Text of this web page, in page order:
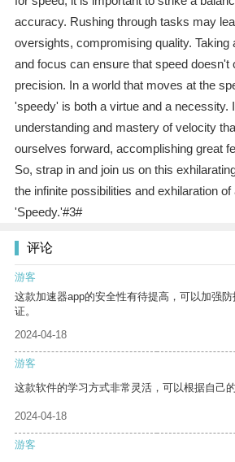
accuracy. Rushing through tasks may
oversights, compromising quality. Taking
and focus can ensure that speed doesn't
precision. In a world that moves at the
'speedy' is both a virtue and a necessity.
understanding and mastery of velocity
ourselves forward, accomplishing great
So, strap in and join us on this
the infinite possibilities and exhilaration of
'Speedy.'#3#
评论
游客
这款加速器app的安全性有待提高，可以加强
证。
2024-04-18
游客
这款软件的学习方式非常灵活，可以根据自己
2024-04-18
游客